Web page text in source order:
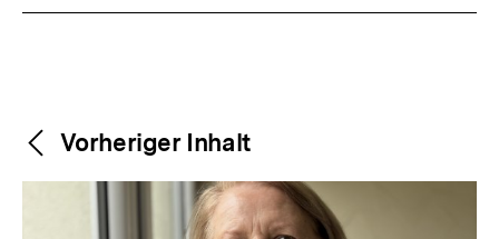
Weitere
Inhalte
Content-
Navigation
Vorheriger Inhalt